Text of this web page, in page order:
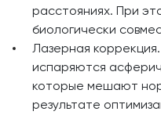
расстояниях. При
биологически
Лазерная
испаряются
которые мешают
результате